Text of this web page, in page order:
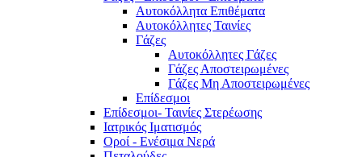
Αυτοκόλλητα Επιθέματα
Αυτοκόλλητες Ταινίες
Γάζες
Αυτοκόλλητες Γάζες
Γάζες Αποστειρωμένες
Γάζες Μη Αποστειρωμένες
Επίδεσμοι
Επίδεσμοι- Ταινίες Στερέωσης
Ιατρικός Ιματισμός
Οροί - Ενέσιμα Νερά